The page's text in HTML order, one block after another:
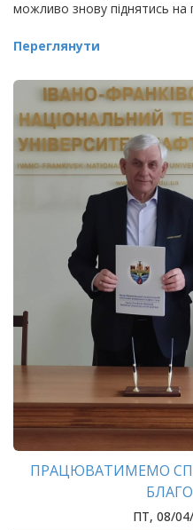
можливо знову піднятись на
Переглянути
ПРАЦЮВАТИМЕМО
ПТ, 08/